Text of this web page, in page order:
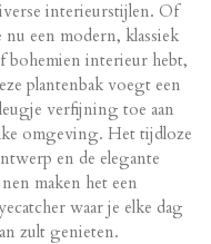
interieurstijlen. Of
nu een modern, klassiek
bohemien interieur hebt,
plantenbak voegt een
verfijning toe aan
omgeving. Het tijdloze
en de elegante
maken het een
waar je elke dag
zult genieten.